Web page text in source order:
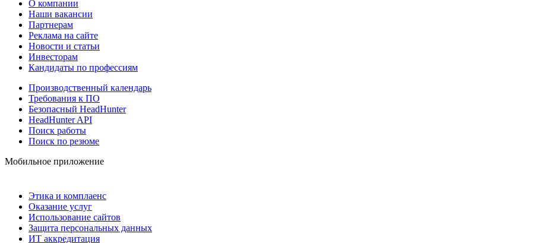
О компании
Наши вакансии
Партнерам
Реклама на сайте
Новости и статьи
Инвесторам
Кандидаты по профессиям
Производственный календарь
Требования к ПО
Безопасный HeadHunter
HeadHunter API
Поиск работы
Поиск по резюме
Мобильное приложение
Этика и комплаенс
Оказание услуг
Использование сайтов
Защита персональных данных
ИТ аккредитация